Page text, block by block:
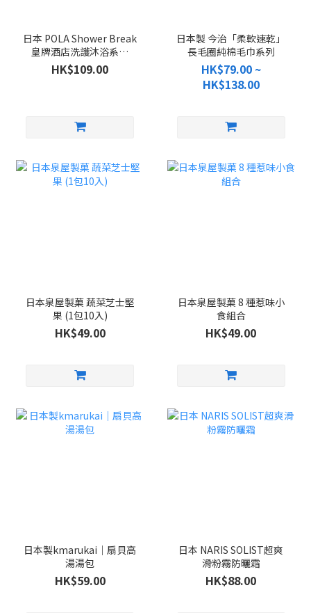
日本 POLA Shower Break
皇牌酒店洗護沐浴系列
280ml
HK$109.00
日本製 今治「柔軟速乾」
長毛圈純棉毛巾系列
HK$79.00 ~
HK$138.00
日本泉屋製菓 蔬菜芝士堅
果 (1包10入)
HK$49.00
日本泉屋製菓 8 種惹味小
食組合
HK$49.00
日本製kmarukai｜扇貝高
湯湯包
HK$59.00
日本 NARIS SOLIST超爽
滑粉霧防曬霜
HK$88.00